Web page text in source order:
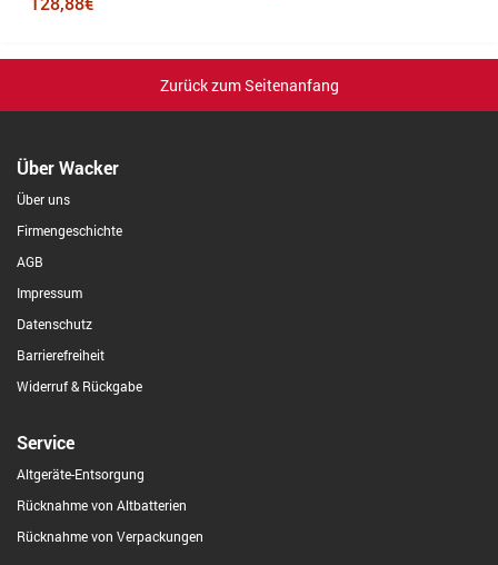
Zurück zum Seitenanfang
Über Wacker
Über uns
Firmengeschichte
AGB
Impressum
Datenschutz
Barrierefreiheit
Widerruf & Rückgabe
Service
Altgeräte-Entsorgung
Rücknahme von Altbatterien
Rücknahme von Verpackungen